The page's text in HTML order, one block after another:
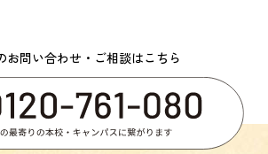
お問い合わせ・ご相談はこちら